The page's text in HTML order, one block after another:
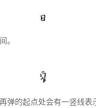
。
弹的起点处会有一竖线表